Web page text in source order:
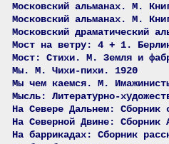
Московский альманах. М.
Московский альманах. М.
Московский драматический
Мост на ветру: 4 + 1.
Мост: Стихи. М. Земля и
Мы. М. Чихи-пихи. 1920
Мы чем каемся. М.
Мысль: Литературно-
На Севере Дальнем: Сборник
На Северной Двине: Сборник
На баррикадах: Сборник